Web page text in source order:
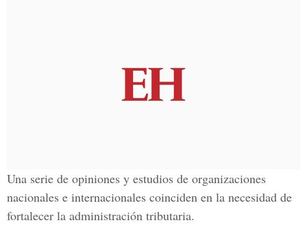
Una serie de opiniones y estudios de organizaciones
nacionales e internacionales coinciden en la necesidad de
fortalecer la administración tributaria.